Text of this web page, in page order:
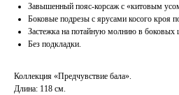
Завышенный пояс-корсаж с «китовым
Боковые подрезы с ярусами косого кроя
Застежка на потайную молнию в боковых
Без подкладки.
Коллекция «Предчувствие бала».
Длина: 118 см.